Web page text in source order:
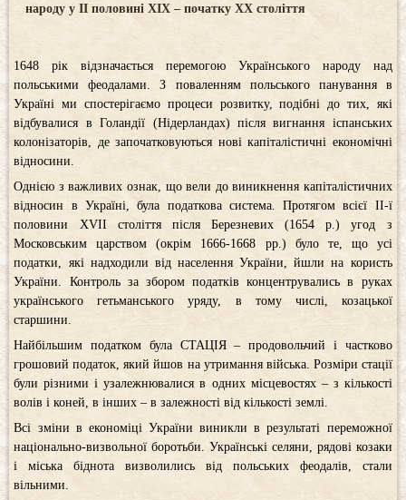
народу у ІІ половині ХІХ – початку ХХ століття
1648 рік відзначається перемогою Українського народу над
польськими феодалами. З поваленням польського панування в
Україні ми спостерігаємо процеси розвитку, подібні до тих, які
відбувалися в Голандії (Нідерландах) після вигнання іспанських
колонізаторів, де започатковуються нові капіталістичні економічні
відносини.
Однією з важливих ознак, що вели до виникнення капіталістичних
відносин в Україні, була податкова система. Протягом всієї II-ї
половини XVII століття після Березневих (1654 р.) угод з
Московським царством (окрім 1666-1668 рр.) було те, що усі
податки, які надходили від населення України, йшли на користь
України. Контроль за збором податків концентрувались в руках
українського гетьманського уряду, в тому числі, козацької
старшини.
Найбільшим податком була СТАЦІЯ – продовольчий і частково
грошовий податок, який йшов на утримання війська. Розміри стації
були різними і узалежнювалися в одних місцевостях – з кількості
волів і коней, в інших – в залежності від кількості землі.
Всі зміни в економіці України виникли в результаті переможної
національно-визвольної боротьби. Українські селяни, рядові козаки
і міська біднота визволились від польських феодалів, стали
вільними.